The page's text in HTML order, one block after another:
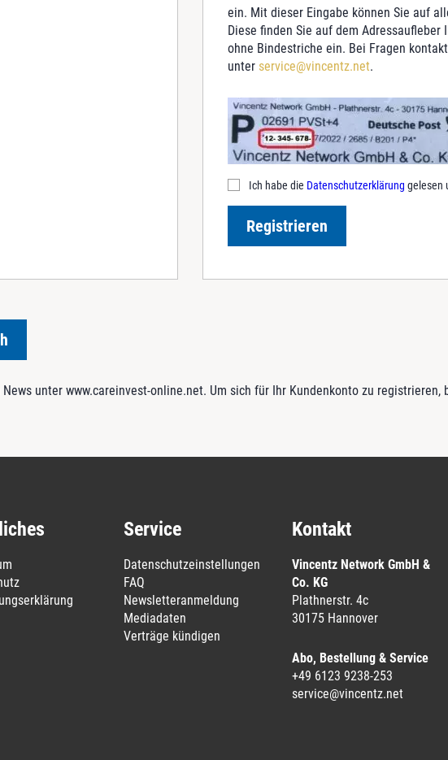
ein. Mit dieser Eingabe können Sie auf
Diese finden Sie auf dem
ohne Bindestriche ein. Bei Fragen
unter service@vincentz.net.
Ich habe die Datenschutzerklärung gelesen
Registrieren
unter www.careinvest-online.net. Um sich für Ihr Kundenkonto zu registrieren,
Service
Datenschutzeinstellungen
FAQ
Newsletteranmeldung
Mediadaten
Verträge kündigen
Kontakt
Vincentz Network GmbH &
Co. KG
Plathnerstr. 4c
30175 Hannover
Abo, Bestellung & Service
+49 6123 9238-253
service@vincentz.net